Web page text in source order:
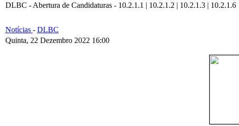
DLBC - Abertura de Candidaturas - 10.2.1.1 | 10.2.1.2 | 10.2.1.3 | 10.2.1.6
Notícias - DLBC
Quinta, 22 Dezembro 2022 16:00